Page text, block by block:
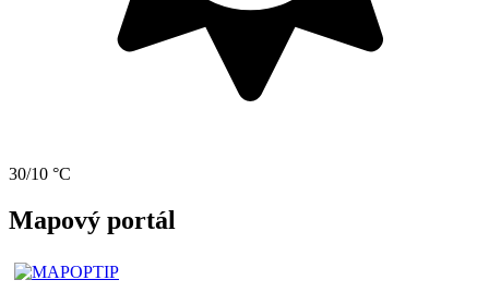
30/10 °C
Mapový portál